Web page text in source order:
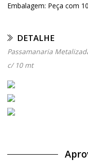
Embalagem: Peça com
DETALHE
Passamanaria
c/ 10 mt